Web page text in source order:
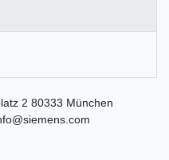
2 80333 München